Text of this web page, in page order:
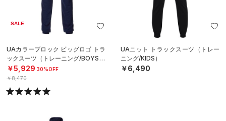
SALE
UAカラーブロック ビッグロゴ トラ
ックスーツ（トレーニング/BOYS）
￥5,929 30%OFF
￥8,470
UAニット トラックスーツ（トレー
ニング/KIDS）
￥6,490